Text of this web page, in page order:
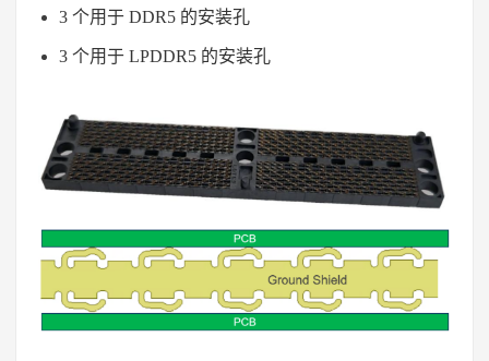
3 个用于DDR5 的安装孔
3 个用于 LPDDR5 的安装孔